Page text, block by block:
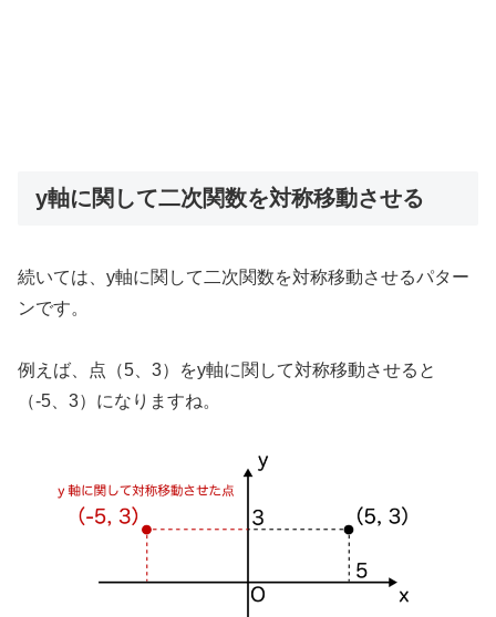
y軸に関して二次関数を対称移動させる
続いては、y軸に関して二次関数を対称移動させるパター
ンです。
例えば、点（5、3）をy軸に関して対称移動させると
（-5、3）になりますね。